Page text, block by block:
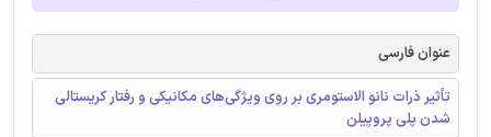
عنوان فارسی
تأثیر ذرات نانو الاستومری بر روی ویژگی‌های مکانیکی و رفتار کریستالی
شدن پلی پروپیلن